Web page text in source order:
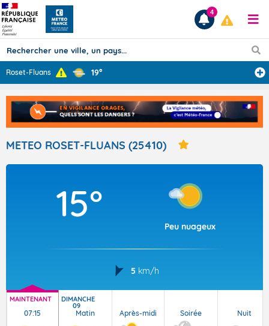
Prévisions
TOUS LES RÉSULTATS
Articles
4
Roset-Fluans 19°
METEO ROSET-FLUANS (25410)
15°
Peu nuageux
5 km/h
MAINTENANT
07:15
DIMANCHE
09
Matin Après-midi Soirée Nuit